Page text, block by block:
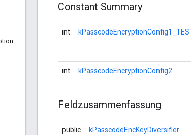
Constant Summary
int
int kPasscodeEncryptionConfig2
Feldzusammenfassung
public
kPasscodeEncKeyDiversifier